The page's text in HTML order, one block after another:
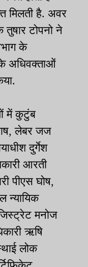
मिलती है. अवर
टोपनो ने
के
अधिवक्ताओं
में कुटुंब
लेबर जज
दुर्गेश
आरती
पीएस घोष,
न्यायिक
मनोज
ऋषि
लोक